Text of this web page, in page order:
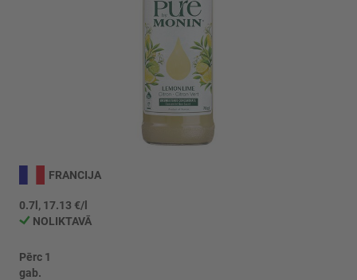
galerijas
sākumu
FRANCIJA
0.7l, 17.13 €/l
NOLIKTAVĀ
Pērc 1
gab.